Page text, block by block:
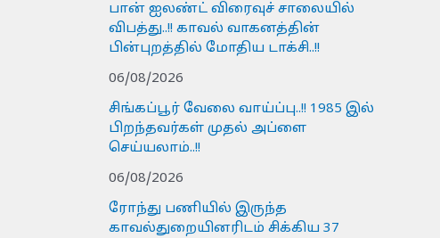
பான் ஐலண்ட் விரைவுச் சாலையில்
விபத்து..!! காவல் வாகனத்தின்
பின்புறத்தில் மோதிய டாக்சி..!!
06/08/2026
சிங்கப்பூர் வேலை வாய்ப்பு..!! 1985 இல்
பிறந்தவர்கள் முதல் அப்ளை
செய்யலாம்..!!
06/08/2026
ரோந்து பணியில் இருந்த
காவல்துறையினரிடம் சிக்கிய 37